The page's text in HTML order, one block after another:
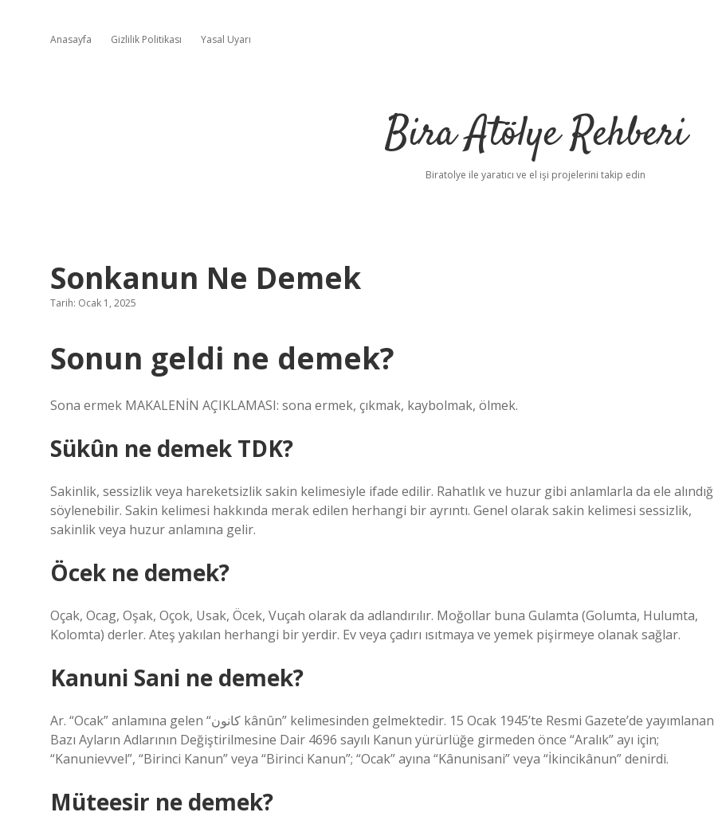
Anasayfa Gizlilik Politikası Yasal Uyarı
Bira Atölye Rehberi
Biratolye ile yaratıcı ve el işi projelerini takip edin
Sonkanun Ne Demek
Tarih: Ocak 1, 2025
Sonun geldi ne demek?
Sona ermek MAKALENİN AÇIKLAMASI: sona ermek, çıkmak, kaybolmak, ölmek.
Sükûn ne demek TDK?
Sakinlik, sessizlik veya hareketsizlik sakin kelimesiyle ifade edilir. Rahatlık ve huzur gibi anlamlarla da ele
söylenebilir. Sakin kelimesi hakkında merak edilen herhangi bir ayrıntı. Genel olarak sakin kelimesi sessizlik,
sakinlik veya huzur anlamına gelir.
Öcek ne demek?
Oçak, Ocag, Oşak, Oçok, Usak, Öcek, Vuçah olarak da adlandırılır. Moğollar buna Gulamta (Golumta, Hulumta,
Kolomta) derler. Ateş yakılan herhangi bir yerdir. Ev veya çadırı ısıtmaya ve yemek pişirmeye olanak sağlar.
Kanuni Sani ne demek?
Ar. “Ocak” anlamına gelen “كانون kânûn” kelimesinden gelmektedir. 15 Ocak 1945’te Resmi Gazete’de yayımlanan
Bazı Ayların Adlarının Değiştirilmesine Dair 4696 sayılı Kanun yürürlüğe girmeden önce “Aralık” ayı için;
“Kanunievvel”, “Birinci Kanun” veya “Birinci Kanun”; “Ocak” ayına “Kânunisani” veya “İkincikânun” denirdi.
Müteesir ne demek?